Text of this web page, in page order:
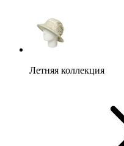
Летняя коллекция